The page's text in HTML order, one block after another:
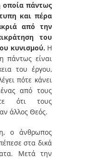
οποία πάντως
και πέρα
από την
του
κυνισμού. Η
πάντως είναι
του έργου,
πότε κάνει
από τους
ότι τους
άλλος Θεός.
ο άνθρωπος
στα δικά
Μετά την